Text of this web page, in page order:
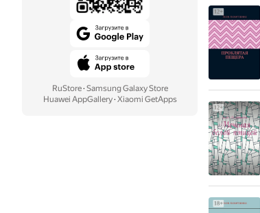
RuStore· Samsung Galaxy Store
Huawei AppGallery· Xiaomi GetApps